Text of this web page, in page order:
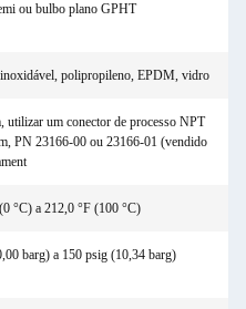
ou bulbo plano GPHT
polipropileno, EPDM, vidro
utilizar um conector de processo NPT
PN 23166-00 ou 23166-01 (vendido
°C) a 212,0 °F (100 °C)
barg) a 150 psig (10,34 barg)